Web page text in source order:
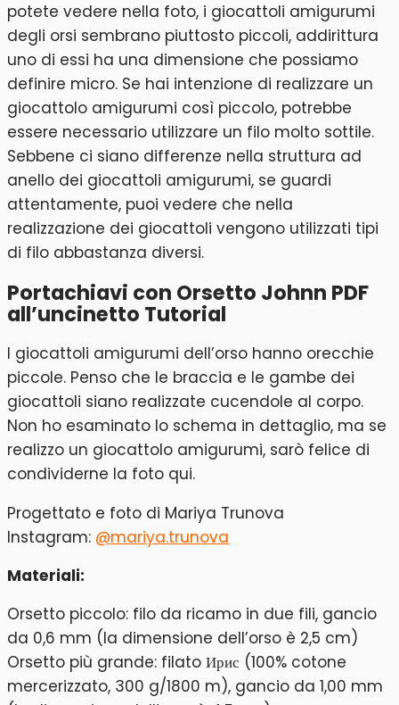
potete vedere nella foto, i giocattoli amigurumi
degli orsi sembrano piuttosto piccoli, addirittura
uno di essi ha una dimensione che possiamo
definire micro. Se hai intenzione di realizzare un
giocattolo amigurumi così piccolo, potrebbe
essere necessario utilizzare un filo molto sottile.
Sebbene ci siano differenze nella struttura ad
anello dei giocattoli amigurumi, se guardi
attentamente, puoi vedere che nella
realizzazione dei giocattoli vengono utilizzati tipi
di filo abbastanza diversi.
Portachiavi con Orsetto Johnn PDF
all’uncinetto Tutorial
I giocattoli amigurumi dell’orso hanno orecchie
piccole. Penso che le braccia e le gambe dei
giocattoli siano realizzate cucendole al corpo.
Non ho esaminato lo schema in dettaglio, ma se
realizzo un giocattolo amigurumi, sarò felice di
condividerne la foto qui.
Progettato e foto di Mariya Trunova
Instagram: @mariya.trunova
Materiali:
Orsetto piccolo: filo da ricamo in due fili, gancio
da 0,6 mm (la dimensione dell’orso è 2,5 cm)
Orsetto più grande: filato Ирис (100% cotone
mercerizzato, 300 g/1800 m), gancio da 1,00 mm